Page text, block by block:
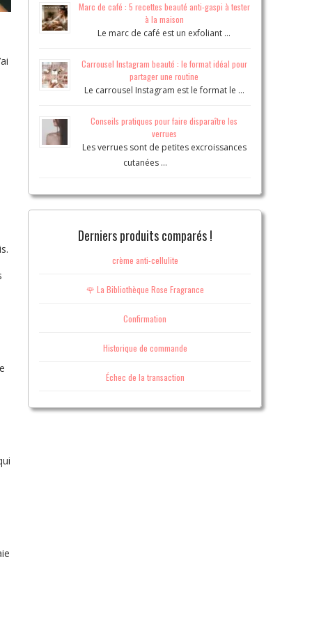
Marc de café : 5 recettes beauté anti-gaspi à tester
à la maison
Le marc de café est un exfoliant …
Carrousel Instagram beauté : le format idéal pour
partager une routine
Le carrousel Instagram est le format le …
Conseils pratiques pour faire disparaître les
verrues
Les verrues sont de petites excroissances
cutanées …
Derniers produits comparés !
crème anti-cellulite
🌹 La Bibliothèque Rose Fragrance
Confirmation
Historique de commande
Échec de la transaction